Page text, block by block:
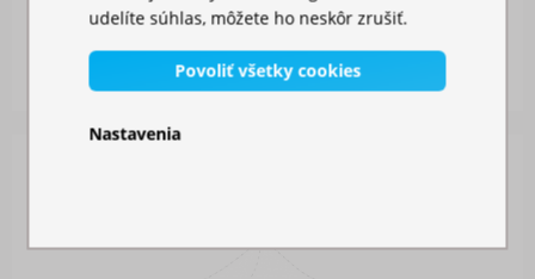
Skladom
87,00 €
udelíte súhlas, môžete ho neskôr zrušiť.
Povoliť všetky cookies
Nastavenia